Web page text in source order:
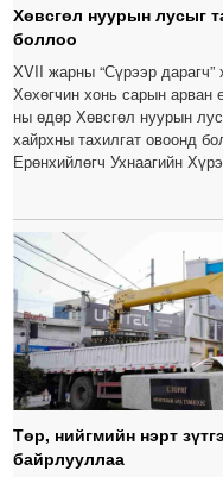
Хөвсгөл нуурын лусыг
боллоо
XVII жарны “Сүрээр
Хөхөгчин хонь сарын
ны өдөр Хөвсгөл нуурын
хайрхны тахилгат овоонд
Ерөнхийлөгч Ухнаагийн
Төр, нийгмийн нэрт
байрлууллаа